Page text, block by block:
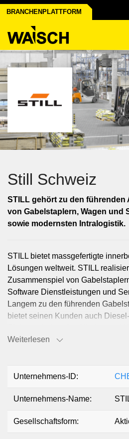
BRANCHENPLATTFORM
Still Schweiz
STILL gehört zu den führenden
von Gabelstaplern, Wagen und
sowie modernsten Intralogistik.
STILL bietet massgefertigte
Lösungen weltweit. STILL
Zusammenspiel von
Software Dienstleistungen und
Langem zu den führenden
bietet seinen Kunden auch
Schubmaststapler,
Sicherheits- und
Mietoptionen an. Auch
Weiterlesen
Unternehmens-ID:
Unternehmens-Name:
Gesellschaftsform: